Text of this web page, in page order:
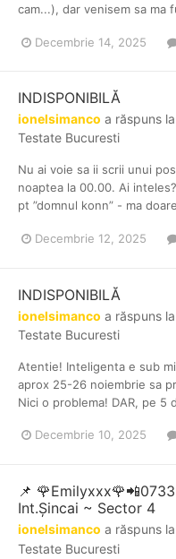
cam...), dar venisem sa ma
Decembrie 14, 2025
INDISPONIBILĂ
ionelsimanco a răspuns
Testate Bucuresti
Nu ai voie sa ii scrii unui
noaptea la 00.00. Ai
pt ”domnul konn” - ma
Decembrie 12, 2025
INDISPONIBILĂ
ionelsimanco a răspuns
Testate Bucuresti
Atentie! Inteligenta e sub
aprox 25-26 noiembrie sa
Nici o problema! DAR, pe 5
Decembrie 10, 2025
📌
Int.Șincai ~ Sector 4
ionelsimanco a răspuns
Testate Bucuresti